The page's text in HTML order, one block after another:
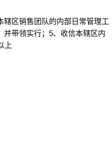
辖区销售团队的内部日常管理工
带领实行；5、收信本辖区内
上